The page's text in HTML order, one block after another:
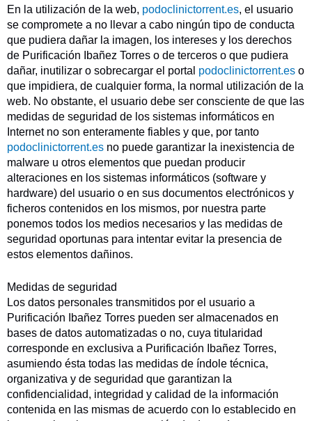
En la utilización de la web, podoclinictorrent.es, el usuario
se compromete a no llevar a cabo ningún tipo de conducta
que pudiera dañar la imagen, los intereses y los derechos
de Purificación Ibañez Torres o de terceros o que pudiera
dañar, inutilizar o sobrecargar el portal podoclinictorrent.es o
que impidiera, de cualquier forma, la normal utilización de la
web. No obstante, el usuario debe ser consciente de que las
medidas de seguridad de los sistemas informáticos en
Internet no son enteramente fiables y que, por tanto
podoclinictorrent.es no puede garantizar la inexistencia de
malware u otros elementos que puedan producir
alteraciones en los sistemas informáticos (software y
hardware) del usuario o en sus documentos electrónicos y
ficheros contenidos en los mismos, por nuestra parte
ponemos todos los medios necesarios y las medidas de
seguridad oportunas para intentar evitar la presencia de
estos elementos dañinos.
Medidas de seguridad
Los datos personales transmitidos por el usuario a
Purificación Ibañez Torres pueden ser almacenados en
bases de datos automatizadas o no, cuya titularidad
corresponde en exclusiva a Purificación Ibañez Torres,
asumiendo ésta todas las medidas de índole técnica,
organizativa y de seguridad que garantizan la
confidencialidad, integridad y calidad de la información
contenida en las mismas de acuerdo con lo establecido en